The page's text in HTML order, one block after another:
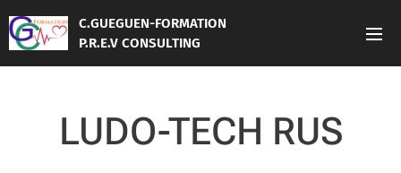
C.GUEGUEN-FORMATION
P.R.E.V CONSULTING
LUDO-TECH RUS